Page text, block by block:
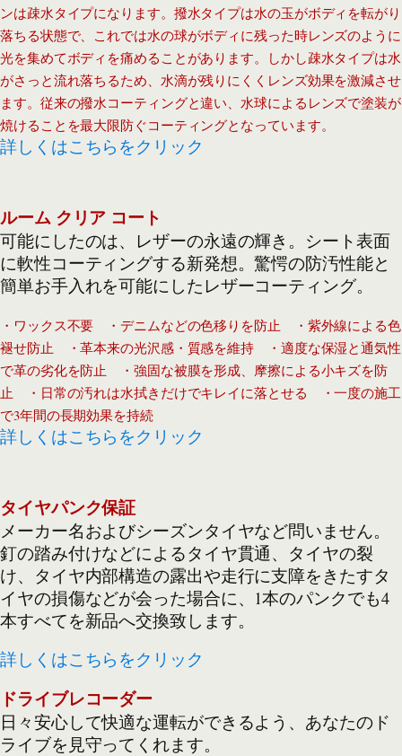
ンは疎水タイプになります。撥水タイプは水の玉がボディを転がり
落ちる状態で、これでは水の球がボディに残った時レンズのように
光を集めてボディを痛めることがあります。しかし疎水タイプは水
がさっと流れ落ちるため、水滴が残りにくくレンズ効果を激減させ
ます。従来の撥水コーティングと違い、水球によるレンズで塗装が
焼けることを最大限防ぐコーティングとなっています。
詳しくはこちらをクリック
ルーム クリア コート
可能にしたのは、レザーの永遠の輝き。シート表面
に軟性コーティングする新発想。驚愕の防汚性能と
簡単お手入れを可能にしたレザーコーティング。
・ワックス不要 ・デニムなどの色移りを防止 ・紫外線による色
褪せ防止 ・革本来の光沢感・質感を維持 ・適度な保湿と通気性
で革の劣化を防止 ・強固な被膜を形成、摩擦による小キズを防
止 ・日常の汚れは水拭きだけでキレイに落とせる ・一度の施工
で3年間の長期効果を持続
詳しくはこちらをクリック
タイヤパンク保証
メーカー名およびシーズンタイヤなど問いません。
釘の踏み付けなどによるタイヤ貫通、タイヤの裂
け、タイヤ内部構造の露出や走行に支障をきたすタ
イヤの損傷などが会った場合に、1本のパンクでも4
本すべてを新品へ交換致します。
詳しくはこちらをクリック
ドライブレコーダー
日々安心して快適な運転ができるよう、あなたのド
ライブを見守ってくれます。